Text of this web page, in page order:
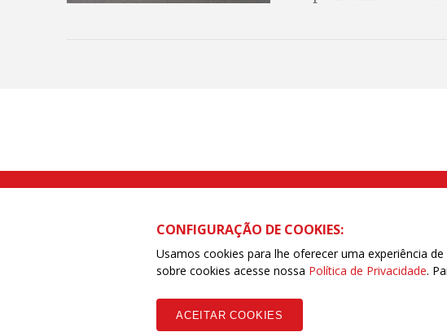
Rua Caetano Pinto nº 575 CEP 03041-000 Brás, São
Copyleft CUT Central Única dos Trabalhadores 3.960 - Entidades Filiadas | 7.933.029 -
CONFIGURAÇÃO DE COOKIES:
Usamos cookies para lhe oferecer uma experiência
sobre cookies acesse nossa Política de Privacidade.
ACEITAR COOKIES